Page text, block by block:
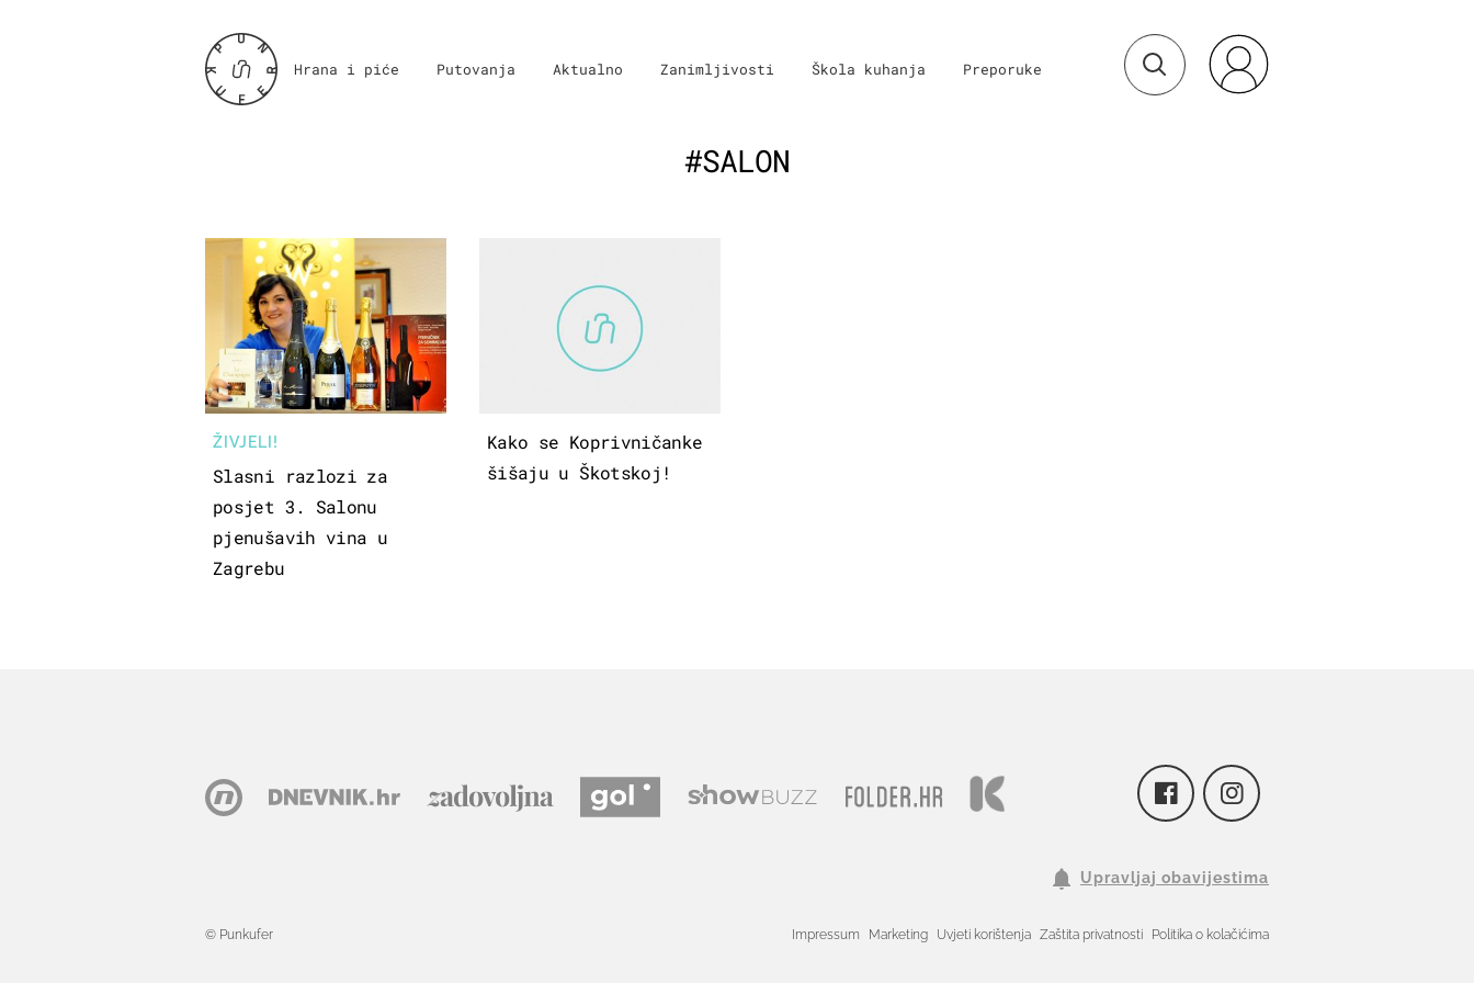
Hrana i piće Putovanja Aktualno Zanimljivosti Škola kuhanja Preporuke
#SALON
ŽIVJELI!
Slasni razlozi za
posjet 3. Salonu
pjenušavih vina u
Zagrebu
Kako se Koprivničanke
šišaju u Škotskoj!
Upravljaj obavijestima
© Punkufer Impressum Marketing Uvjeti korištenja Zaštita privatnosti Politika o kolačićima